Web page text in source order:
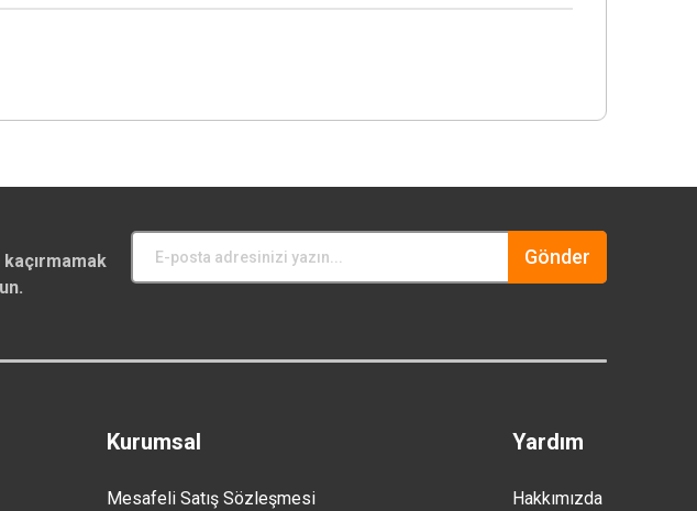
kaçırmamak
Gönder
Kurumsal
Mesafeli Satış Sözleşmesi
Yardım
Hakkımızda